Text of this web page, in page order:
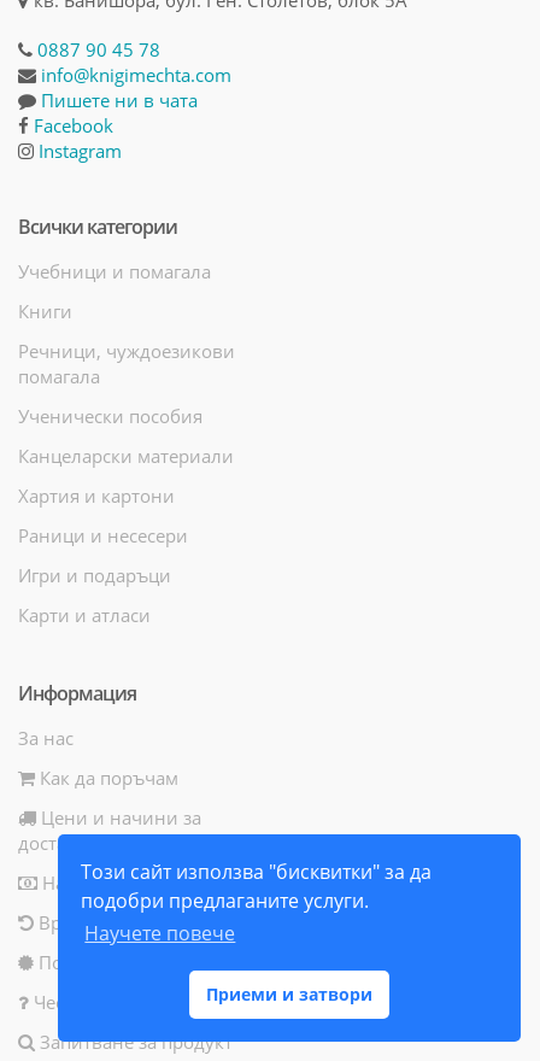
Този сайт използва "бисквитки" за да
подобри предлаганите услуги.
Научете повече
Приеми и затвори
0887 90 45 78
info@knigimechta.com
Пишете ни в чата
Facebook
Instagram
Всички категории
Учебници и помагала
Книги
Речници, чуждоезикови
помагала
Ученически пособия
Канцеларски материали
Хартия и картони
Раници и несесери
Игри и подаръци
Карти и атласи
Информация
За нас
Как да поръчам
Цени и начини за
доставка
Начини за плащане
Връщане на продукт
Политика за бисквитки
Често задавани въпроси
Запитване за продукт